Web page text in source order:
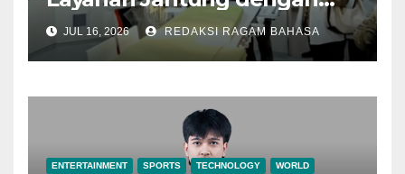
Cath Lab, Dinkes Sukabumi
Sebut Akses Pasien Makin
Cepat
JUL 16, 2026 REDAKSI RAGAM BAHASA
ENTERTAINMENT SPORTS TECHNOLOGY WORLD